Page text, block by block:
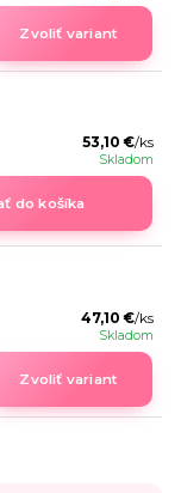
Zvoliť variant
53,10 €/ks
Skladom
do košíka
47,10 €/ks
Skladom
Zvoliť variant